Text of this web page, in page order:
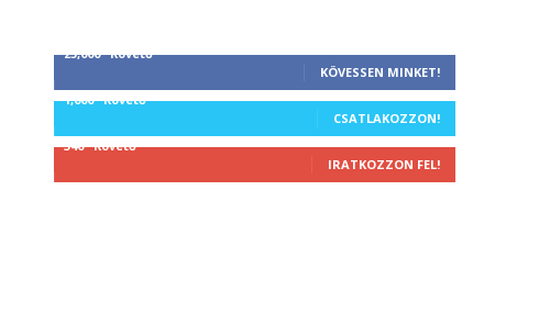
25,000 Követő
KÖVESSEN MINKET!
1,000 Követő
CSATLAKOZZON!
340 Követő
IRATKOZZON FEL!